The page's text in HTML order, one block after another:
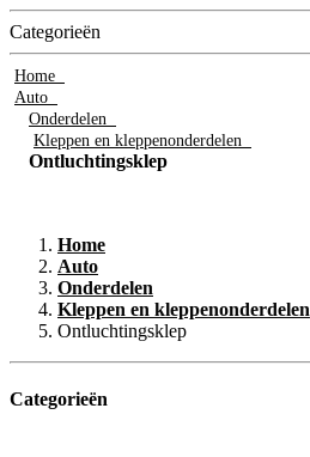
Categorieën
Home
Auto
Onderdelen
Kleppen en kleppenonderdelen
Ontluchtingsklep
Home
Auto
Onderdelen
Kleppen en kleppenonderdelen
Ontluchtingsklep
Categorieën